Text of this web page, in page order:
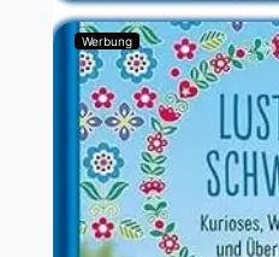
Werbung